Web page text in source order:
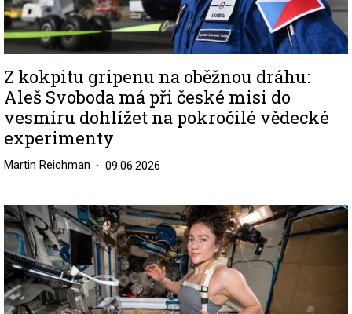
Z kokpitu gripenu na oběžnou dráhu:
Aleš Svoboda má při české misi do
vesmíru dohlížet na pokročilé vědecké
experimenty
Martin Reichman 09.06.2026
Image